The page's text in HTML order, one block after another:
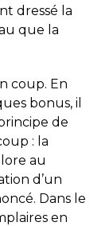
dressé la
que la
coup. En
bonus, il
de
: la
au
d’un
Dans le
en